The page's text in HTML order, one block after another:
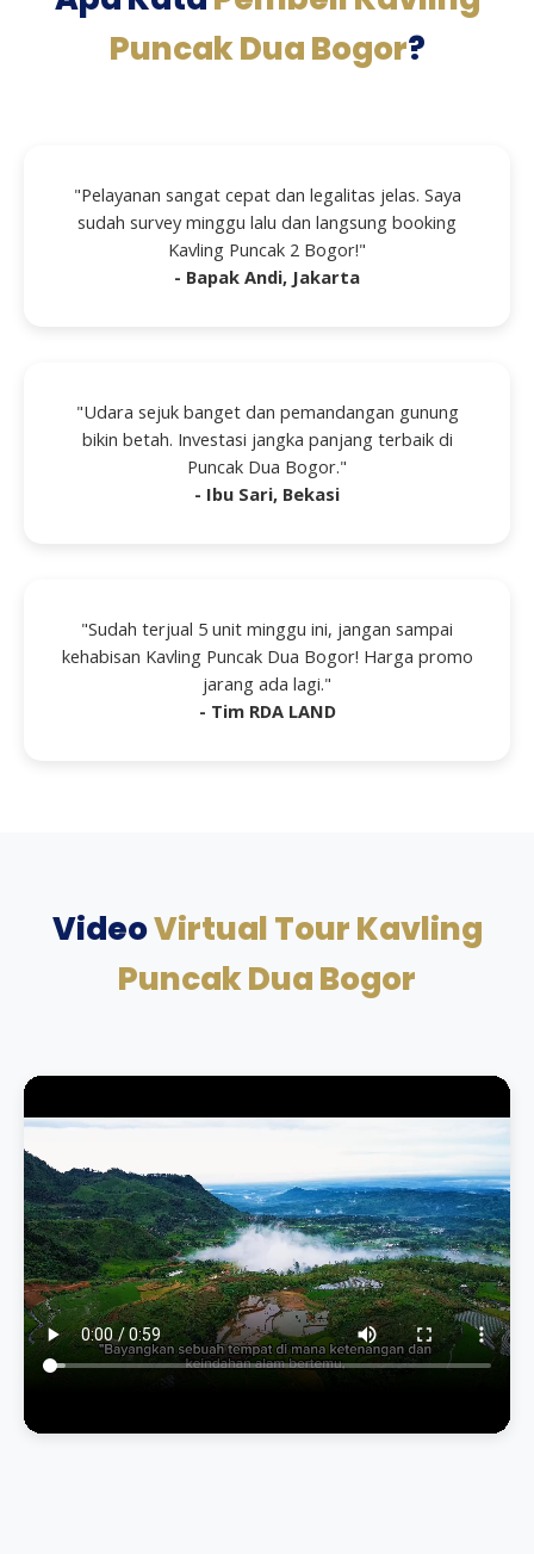
Puncak Dua Bogor?
"Pelayanan sangat cepat dan legalitas jelas. Saya
sudah survey minggu lalu dan langsung booking
Kavling Puncak 2 Bogor!"
- Bapak Andi, Jakarta
"Udara sejuk banget dan pemandangan gunung
bikin betah. Investasi jangka panjang terbaik di
Puncak Dua Bogor."
- Ibu Sari, Bekasi
"Sudah terjual 5 unit minggu ini, jangan sampai
kehabisan Kavling Puncak Dua Bogor! Harga promo
jarang ada lagi."
- Tim RDA LAND
VideoVirtual Tour Kavling
Puncak Dua Bogor